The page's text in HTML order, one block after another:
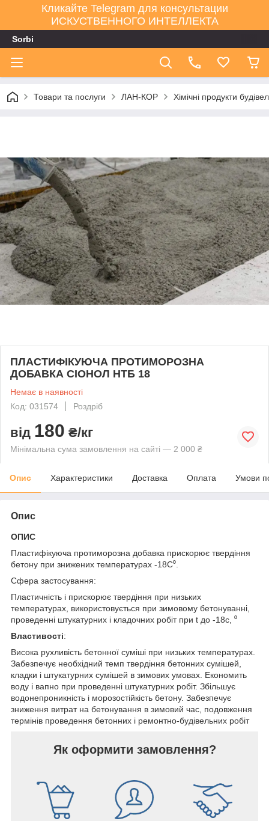
Кликайте Telegram для консультации
ИСКУСТВЕННОГО ИНТЕЛЛЕКТА
Sorbi
Товари та послуги ЛАН-КОР Хімічні продукти
ПЛАСТИФІКУЮЧА ПРОТИМОРОЗНА
ДОБАВКА СІОНОЛ НТБ 18
Немає в наявності
Код: 031574
Роздріб
від 180 ₴/кг
Мінімальна сума замовлення на сайті — 2 000 ₴
Опис Характеристики Доставка Оплата Умови
Опис
ОПИС
Пластифікуюча протиморозна добавка прискорює твердіння
бетону при знижених температурах -18С⁰.
Сфера застосування:
Пластичність і прискорює твердіння при низьких
температурах, використовується при зимовому бетонуванні,
проведенні штукатурних і кладочних робіт при t до -18с, ⁰
Властивості:
Висока рухливість бетонної суміші при низьких температурах.
Забезпечує необхідний темп твердіння бетонних сумішей,
кладки і штукатурних сумішей в зимових умовах. Економить
воду і вапно при проведенні штукатурних робіт. Збільшує
водонепроникність і морозостійкість бетону. Забезпечує
зниження витрат на бетонування в зимовий час, подовження
термінів проведення бетонних і ремонтно-будівельних робіт
Як оформити замовлення?